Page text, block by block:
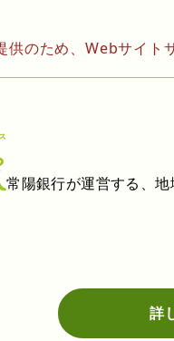
のため、Webサイト
常陽銀行が運営する、
詳